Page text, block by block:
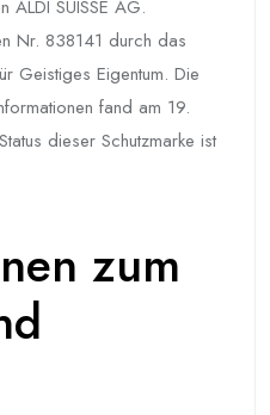
ALDI SUISSE AG.
Nr. 838141 durch das
Geistiges Eigentum. Die
fand am 19.
dieser Schutzmarke ist
zum